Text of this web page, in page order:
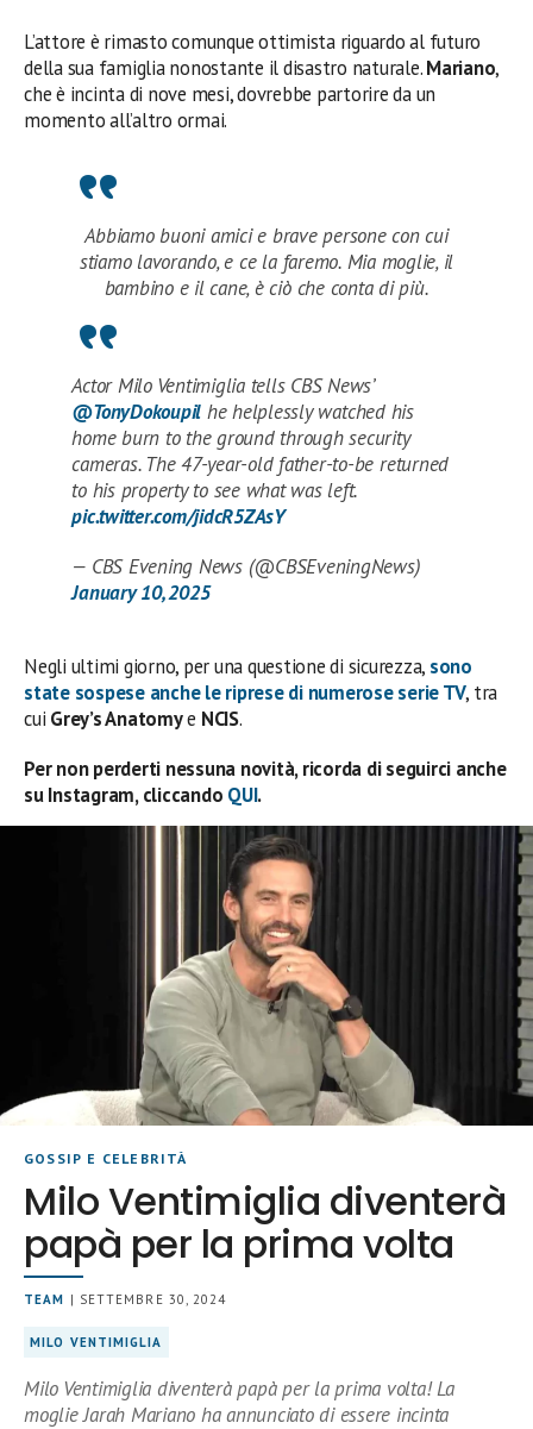
L’attore è rimasto comunque ottimista riguardo al futuro
della sua famiglia nonostante il disastro naturale.Mariano,
che è incinta di nove mesi, dovrebbe partorire da un
momento all’altro ormai.
Abbiamo buoni amici e brave persone con cui
stiamo lavorando, e ce la faremo. Mia moglie, il
bambino e il cane, è ciò che conta di più.
Actor Milo Ventimiglia tells CBS News’
@TonyDokoupil he helplessly watched his
home burn to the ground through security
cameras. The 47-year-old father-to-be returned
to his property to see what was left.
pic.twitter.com/jidcR5ZAsY
— CBS Evening News (@CBSEveningNews)
January 10, 2025
Negli ultimi giorno, per una questione di sicurezza, sono
state sospese anche le riprese di numerose serie TV, tra
cui Grey’s Anatomye NCIS.
Per non perderti nessuna novità, ricorda di seguirci anche
su Instagram, cliccando QUI.
GOSSIP E CELEBRITÀ
Milo Ventimiglia diventerà
papà per la prima volta
TEAM | SETTEMBRE 30, 2024
MILO VENTIMIGLIA
Milo Ventimiglia diventerà papà per la prima volta! La
moglie Jarah Mariano ha annunciato di essere incinta